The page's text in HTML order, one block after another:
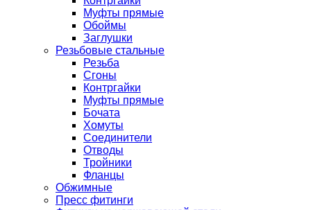
Муфты прямые
Обоймы
Заглушки
Резьбовые стальные
Резьба
Сгоны
Контргайки
Муфты прямые
Бочата
Хомуты
Соединители
Отводы
Тройники
Фланцы
Обжимные
Пресс фитинги